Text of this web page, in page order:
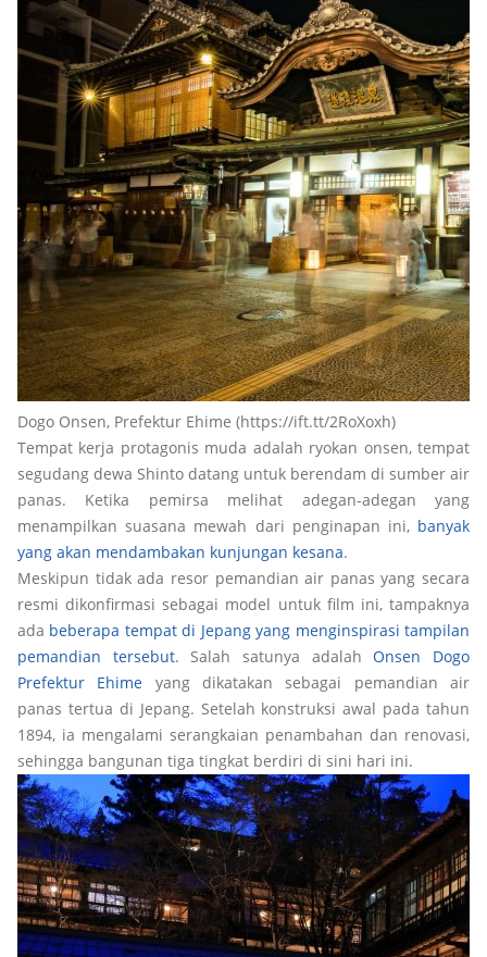
Dogo Onsen, Prefektur Ehime (https://ift.tt/2RoXoxh)
Tempat kerja protagonis muda adalah ryokan onsen, tempat
segudang dewa Shinto datang untuk berendam di sumber air
panas. Ketika pemirsa melihat adegan-adegan yang
menampilkan suasana mewah dari penginapan ini, banyak
yang akan mendambakan kunjungan kesana.
Meskipun tidak ada resor pemandian air panas yang secara
resmi dikonfirmasi sebagai model untuk film ini, tampaknya
ada beberapa tempat di Jepang yang menginspirasi tampilan
pemandian tersebut. Salah satunya adalahOnsen Dogo
Prefektur Ehime yang dikatakan sebagai pemandian air
panas tertua di Jepang. Setelah konstruksi awal pada tahun
1894, ia mengalami serangkaian penambahan dan renovasi,
sehingga bangunan tiga tingkat berdiri di sini hari ini.